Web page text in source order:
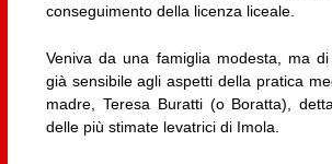
conseguimento della licenza liceale.
Veniva da una famiglia modesta, ma
già sensibile agli aspetti della pratica
madre, Teresa Buratti (o Boratta),
delle più stimate levatrici di Imola.